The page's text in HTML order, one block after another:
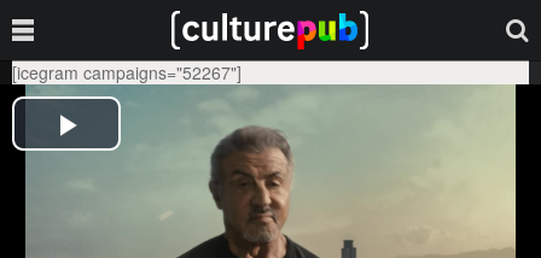
[icegram campaigns="52267"]